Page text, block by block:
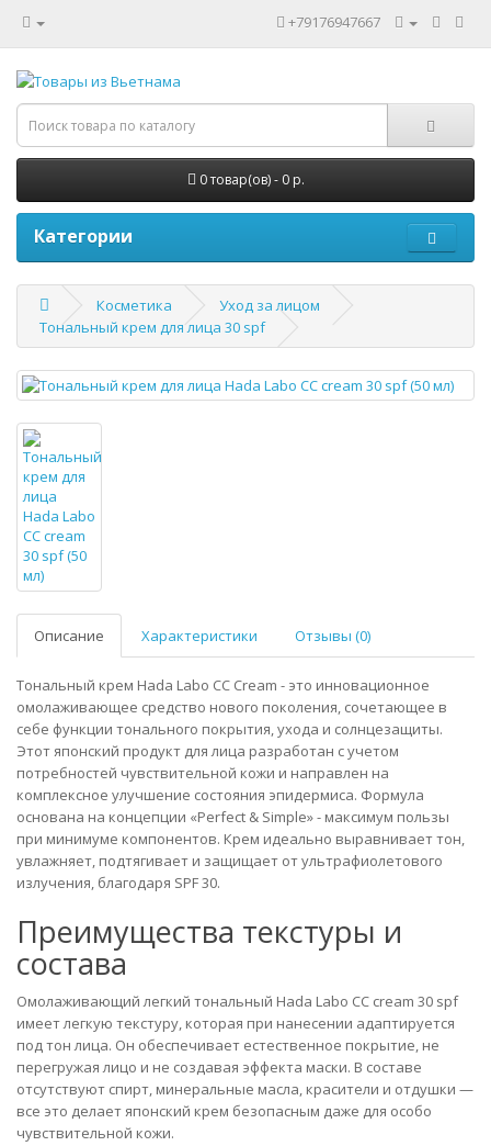
+79176947667
0 товар(ов) - 0 р.
Категории
Косметика
Уход за лицом
Тональный крем для лица 30 spf
Описание Характеристики Отзывы (0)
Тональный крем Hada Labo CC Cream - это инновационное
омолаживающее средство нового поколения, сочетающее в
себе функции тонального покрытия, ухода и солнцезащиты.
Этот японский продукт для лица разработан с учетом
потребностей чувствительной кожи и направлен на
комплексное улучшение состояния эпидермиса. Формула
основана на концепции «Perfect & Simple» - максимум пользы
при минимуме компонентов. Крем идеально выравнивает тон,
увлажняет, подтягивает и защищает от ультрафиолетового
излучения, благодаря SPF 30.
Преимущества текстуры и
состава
Омолаживающий легкий тональный Hada Labo CC cream 30 spf
имеет легкую текстуру, которая при нанесении адаптируется
под тон лица. Он обеспечивает естественное покрытие, не
перегружая лицо и не создавая эффекта маски. В составе
отсутствуют спирт, минеральные масла, красители и отдушки —
все это делает японский крем безопасным даже для особо
чувствительной кожи.